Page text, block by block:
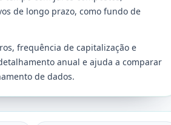
de longo prazo, como fundo de
frequência de capitalização e
anual e ajuda a comparar
de dados.